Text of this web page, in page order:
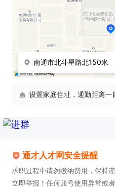
4. 拥有较强的责任心和团
完成。
5. 能够熟练使用各类机修
6. 一经录用，公司将为其
发展平台。
电话。联系时请说在【通
南通市北斗星路北150米
设置家庭住址，通勤距离一
通才人才网安全提醒
求职过程中请勿缴纳费用，保持
立即举报！任何账号使用异常或